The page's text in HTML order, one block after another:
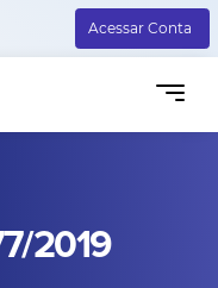
Acessar Conta
2019